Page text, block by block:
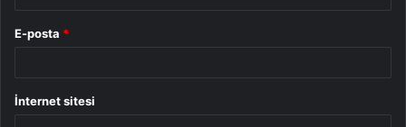
E-posta *
İnternet sitesi